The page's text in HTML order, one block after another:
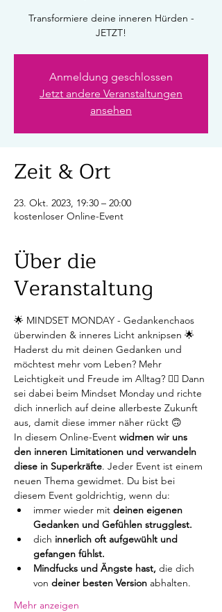
Transformiere deine inneren Hürden -
JETZT!
Anmeldung geschlossen
Jetzt andere Veranstaltungen
ansehen
Zeit & Ort
23. Okt. 2023, 19:30 – 20:00
kostenloser Online-Event
Über die
Veranstaltung
🌟 MINDSET MONDAY - Gedankenchaos
überwinden & inneres Licht anknipsen 🌟
Haderst du mit deinen Gedanken und
möchtest mehr vom Leben? Mehr
Leichtigkeit und Freude im Alltag? 😶‍🌫️ Dann
sei dabei beim Mindset Monday und richte
dich innerlich auf deine allerbeste Zukunft
aus, damit diese immer näher rückt 🙃
In diesem Online-Event widmen wir uns
den inneren Limitationen und verwandeln
diese in Superkräfte. Jeder Event ist einem
neuen Thema gewidmet. Du bist bei
diesem Event goldrichtig, wenn du:
immer wieder mit deinen eigenen
Gedanken und Gefühlen strugglest.
dich innerlich oft aufgewühlt und
gefangen fühlst.
Mindfucks und Ängste hast, die dich
von deiner besten Version abhalten.
Mehr anzeigen